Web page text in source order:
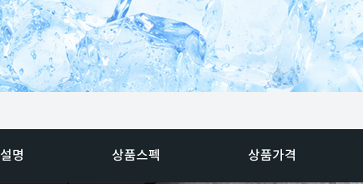
명 상품스펙 상품가격